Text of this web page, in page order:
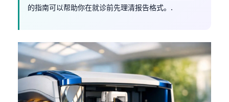
的指南可以帮助你在就诊前先理清报告格式。.
Basa Jawa
Cebuano
ئۇيغۇرچە
Кыргызча
Беларуская мова